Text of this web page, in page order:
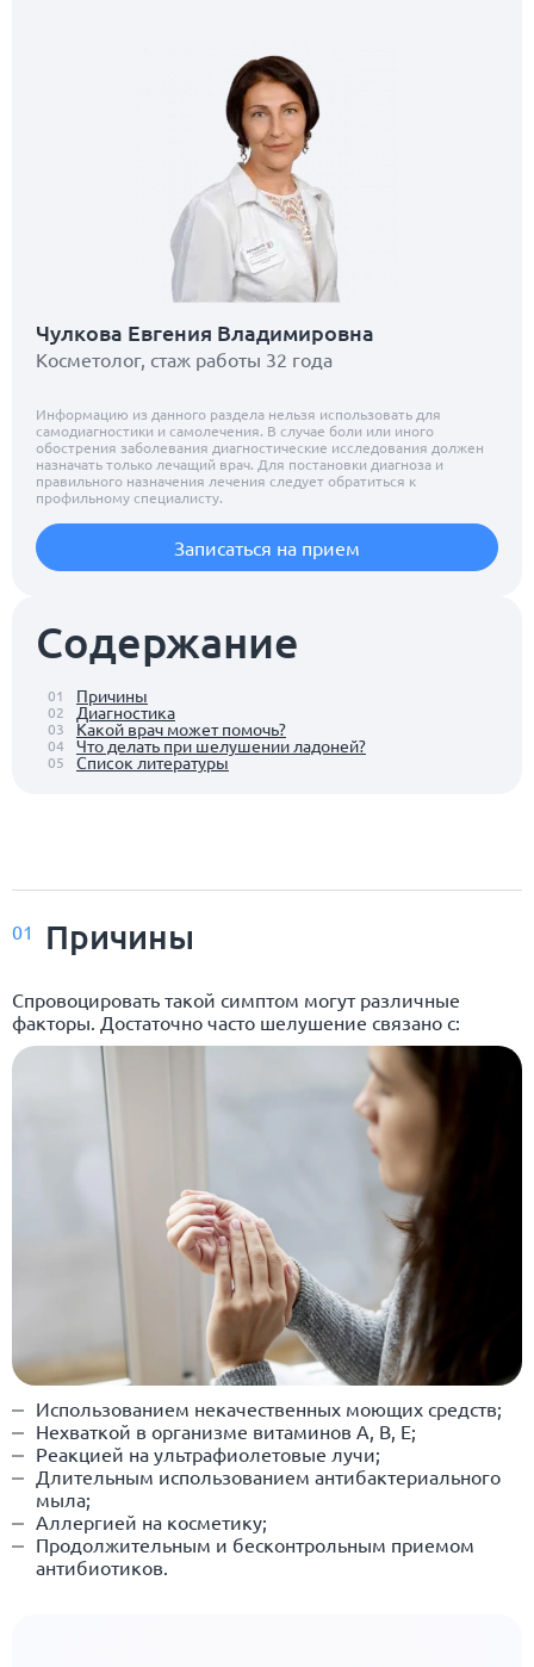
Содержание
01 Причины
02 Диагностика
03 Какой врач может помочь?
04 Что делать при шелушении ладоней?
05 Список литературы
Чулкова Евгения Владимировна
Косметолог, стаж работы 32 года
Информацию из данного раздела нельзя использовать для
самодиагностики и самолечения. В случае боли или иного
обострения заболевания диагностические исследования должен
назначать только лечащий врач. Для постановки диагноза и
правильного назначения лечения следует обратиться к
профильному специалисту.
Записаться на прием
01 Причины
Спровоцировать такой симптом могут различные
факторы. Достаточно часто шелушение связано с:
Использованием некачественных моющих средств;
Нехваткой в организме витаминов А, В, E;
Реакцией на ультрафиолетовые лучи;
Длительным использованием антибактериального
мыла;
Аллергией на косметику;
Продолжительным и бесконтрольным приемом
антибиотиков.